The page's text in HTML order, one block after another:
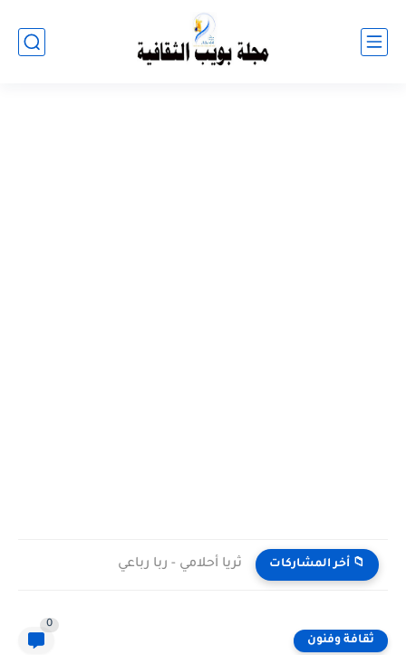
📁 أخر المشاركات ثريا أحلامي - ربا رباعي
ثقافة وفنون
0